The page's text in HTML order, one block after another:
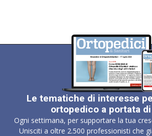
Le tematiche di interesse
ortopedico a portata
Ogni settimana, per supportare la tua
Unisciti a oltre 2.500 professionisti che